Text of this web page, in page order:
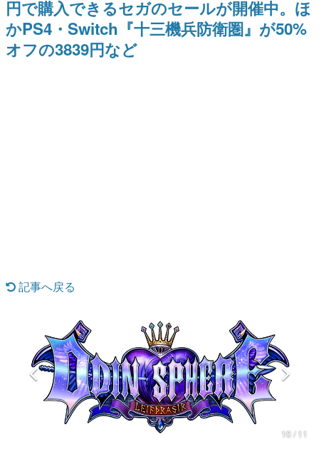
日本のコンテンツ産業やカルチャーに与えた影響を探る企
画です。
日本モバイルゲーム産業史
日本のモバイルゲーム史における主要なトピック・タイト
カテゴリ
マンガ
女性向け
アプリレビュー
その他
円で購入できるセガのセールが開催中。ほ
かPS4・Switch『十三機兵防衛圏』が50%
オフの3839円など
記事へ戻る
10 / 11